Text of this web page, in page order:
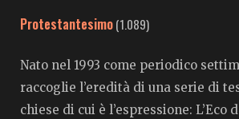
Protestantesimo(1.089)
Nato nel 1993 come periodico
raccoglie l’eredità di una serie di
chiese di cui è l’espressione: L’Eco